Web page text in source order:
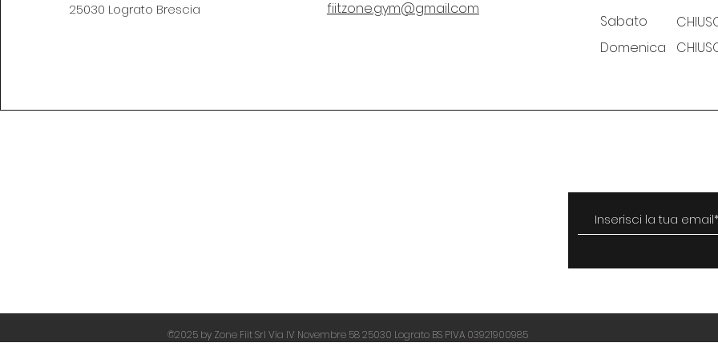
25030 Lograto Brescia
fiitzone.gym@gmail.com
Sabato
Domenica
©2025 by Zone Fiit Srl Via IV Novembre 58 25030 Lograto BS PIVA 03921900985